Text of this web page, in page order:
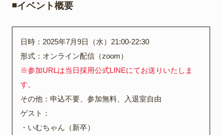
◾️イベント概要
日時：2025年7月9日（水）21:00-22:30
形式：オンライン配信（zoom）
※参加URLは当日採用公式LINEにてお送りいたしま
す。
その他：申込不要、参加無料、入退室自由
ゲスト：
・いむちゃん（新卒）